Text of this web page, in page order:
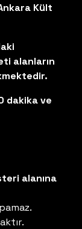
Kült
alanların
dakika ve
alanına